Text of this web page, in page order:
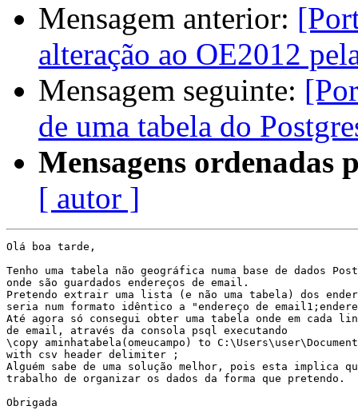
Mensagem anterior:
alteração ao OE2012
Mensagem seguinte:
de uma tabela do
Mensagens ordenadas
[ autor ]
Olá boa tarde,
Tenho uma tabela não geográfica numa base de dados
onde são guardados endereços de email.
Pretendo extrair uma lista (e não uma tabela) dos
seria num formato idêntico a "endereço de
Até agora só consegui obter uma tabela onde em cada
de email, através da consola psql executando
\copy aminhatabela(omeucampo) to
with csv header delimiter ;
Alguém sabe de uma solução melhor, pois esta implica
trabalho de organizar os dados da forma que pretendo.
Obrigada